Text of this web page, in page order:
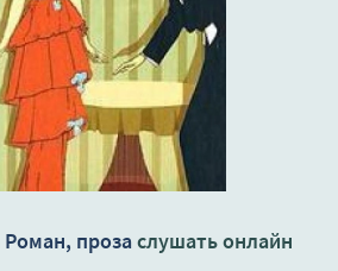
Роман, прозаслушать онлайн